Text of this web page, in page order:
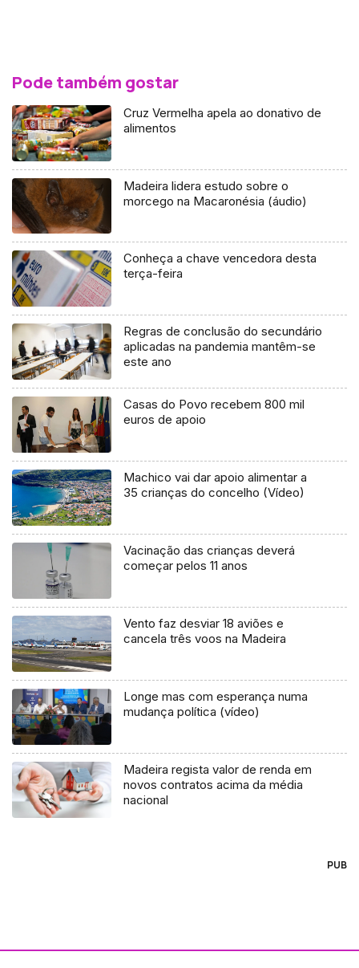
Pode também gostar
Cruz Vermelha apela ao donativo de
alimentos
Madeira lidera estudo sobre o
morcego na Macaronésia (áudio)
Conheça a chave vencedora desta
terça-feira
Regras de conclusão do secundário
aplicadas na pandemia mantêm-se
este ano
Casas do Povo recebem 800 mil
euros de apoio
Machico vai dar apoio alimentar a
35 crianças do concelho (Vídeo)
Vacinação das crianças deverá
começar pelos 11 anos
Vento faz desviar 18 aviões e
cancela três voos na Madeira
Longe mas com esperança numa
mudança política (vídeo)
Madeira regista valor de renda em
novos contratos acima da média
nacional
PUB